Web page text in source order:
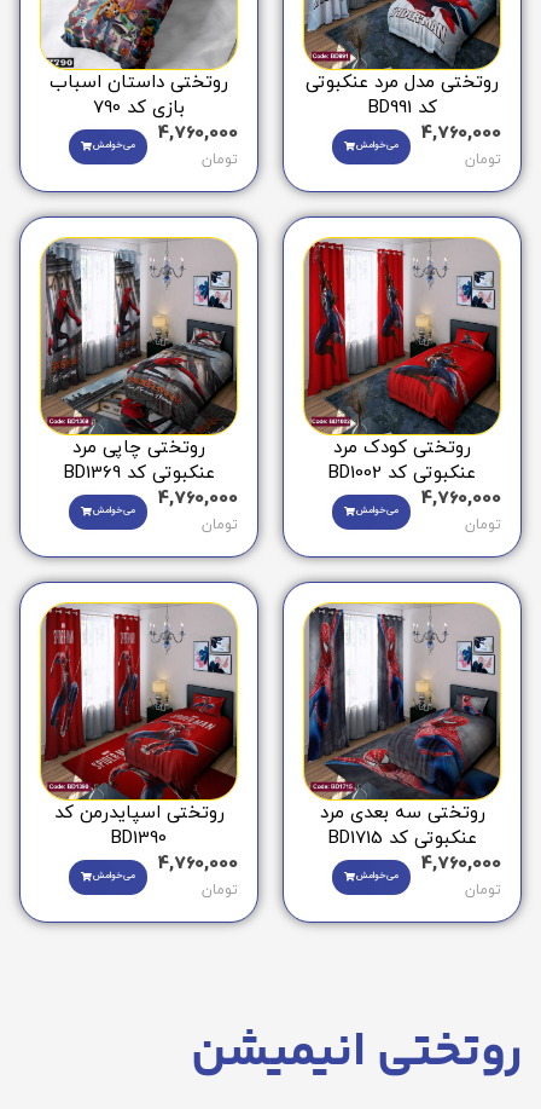
روتختی مدل مرد عنکبوتی
کد BD991
4,760,000
تومان
می‌خوامش
روتختی داستان اسباب
بازی کد 790
4,760,000
تومان
می‌خوامش
روتختی کودک مرد
عنکبوتی کد BD1002
4,760,000
تومان
می‌خوامش
روتختی چاپی مرد
عنکبوتی کد BD1369
4,760,000
تومان
می‌خوامش
روتختی سه بعدی مرد
عنکبوتی کد BD1715
4,760,000
تومان
می‌خوامش
روتختی اسپایدرمن کد
BD1390
4,760,000
تومان
می‌خوامش
روتختی انیمیشن